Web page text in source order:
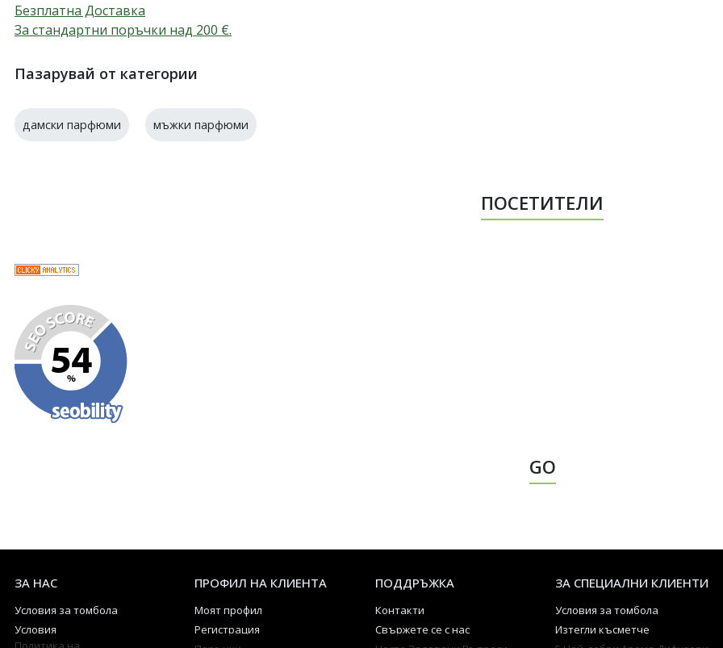
Безплатна Доставка
За стандартни поръчки над 200 €.
Пазарувай от категории
дамски парфюми мъжки парфюми
ПОСЕТИТЕЛИ
GO
ЗА НАС
Условия за томбола
Условия
ПРОФИЛ НА КЛИЕНТА
Моят профил
Регистрация
ПОДДРЪЖКА
Контакти
Свържете се с нас
ЗА СПЕЦИАЛНИ КЛИЕНТИ
Условия за томбола
Изтегли късметче